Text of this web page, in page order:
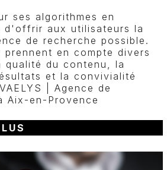
ses algorithmes en
d'offrir aux utilisateurs la
de recherche possible.
prennent en compte divers
du contenu, la
et la convivialité
| Agence de
Aix-en-Provence